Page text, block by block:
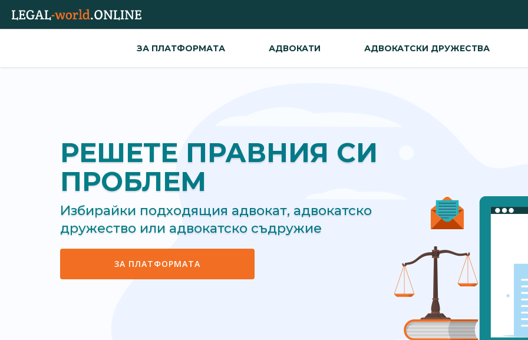
ЗА ПЛАТФОРМАТА АДВОКАТИ АДВОКАТСКИ ДРУЖЕСТВА
РЕШЕТЕ ПРАВНИЯ СИ
ПРОБЛЕМ
Избирайки подходящия адвокат, адвокатско
дружество или адвокатско съдружие
ЗА ПЛАТФОРМАТА